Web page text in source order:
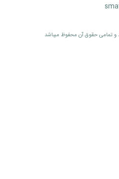
و تمامی حقوق آن محفوظ ميباشد